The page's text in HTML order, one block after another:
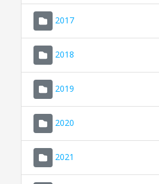
2017
2018
2019
2020
2021